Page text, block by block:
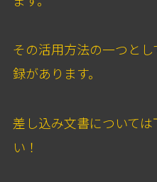
その活用方法の一つと
録があります。
差し込み文書について
い！